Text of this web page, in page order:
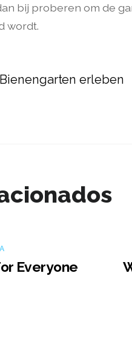
bij proberen om de
wordt.
erleben
Everyone